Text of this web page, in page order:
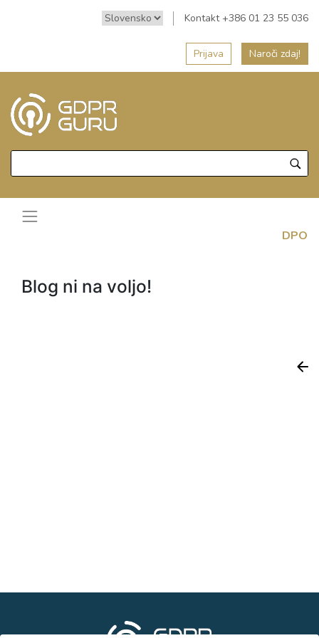
Kontakt +386 01 23 55 036
Prijava Naroči zdaj!
DPO
Blog ni na voljo!